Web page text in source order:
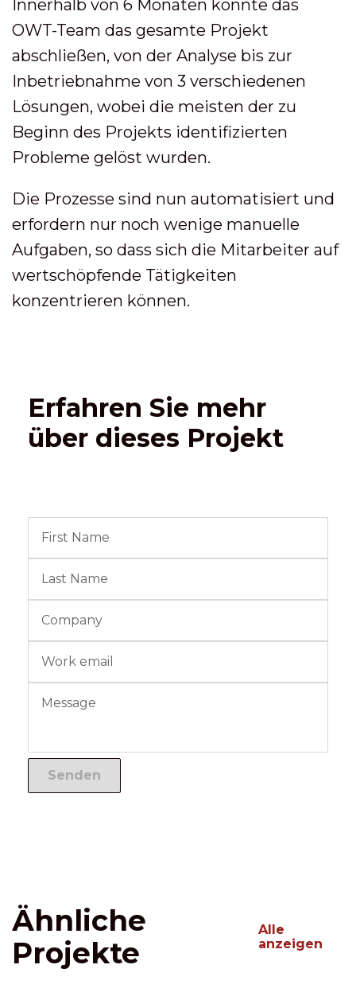
Innerhalb von 6 Monaten konnte das
OWT-Team das gesamte Projekt
abschließen, von der Analyse bis zur
Inbetriebnahme von 3 verschiedenen
Lösungen, wobei die meisten der zu
Beginn des Projekts identifizierten
Probleme gelöst wurden.
Die Prozesse sind nun automatisiert und
erfordern nur noch wenige manuelle
Aufgaben, so dass sich die Mitarbeiter auf
wertschöpfende Tätigkeiten
konzentrieren können.
Erfahren Sie mehr
über dieses Projekt
Ähnliche
Projekte
Alle
anzeigen